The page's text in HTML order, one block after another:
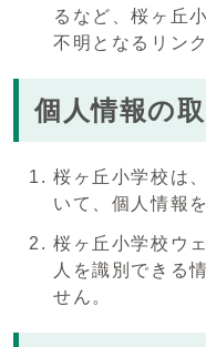
るなど、桜ヶ丘
不明となるリンク
個人情報の
桜ヶ丘小学校は
いて、個人情報
桜ヶ丘小学校ウ
人を識別できる
せん。